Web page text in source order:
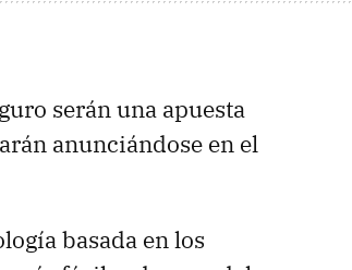
serán una apuesta
anunciándose en el
basada en los